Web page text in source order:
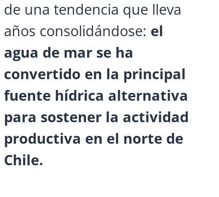
de una tendencia que lleva
años consolidándose: el
agua de mar se ha
convertido en la principal
fuente hídrica alternativa
para sostener la actividad
productiva en el norte de
Chile.